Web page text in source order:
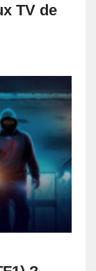
TV de